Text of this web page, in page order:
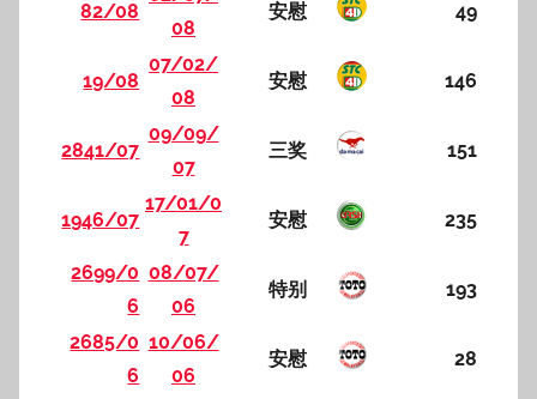
82/08
08
安慰 49
19/08
07/02/
08
安慰 146
2841/07
09/09/
07
三奖 151
1946/07
17/01/0
7
安慰 235
2699/0
6
08/07/
06
特别 193
2685/0
6
10/06/
06
安慰 28